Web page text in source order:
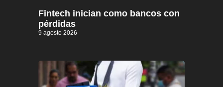
Fintech inician como bancos con
pérdidas
9 agosto 2026